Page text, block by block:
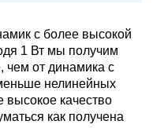
с более высокой
1 Вт мы получим
чем от динамика с
нелинейных
высокое качество
как получена